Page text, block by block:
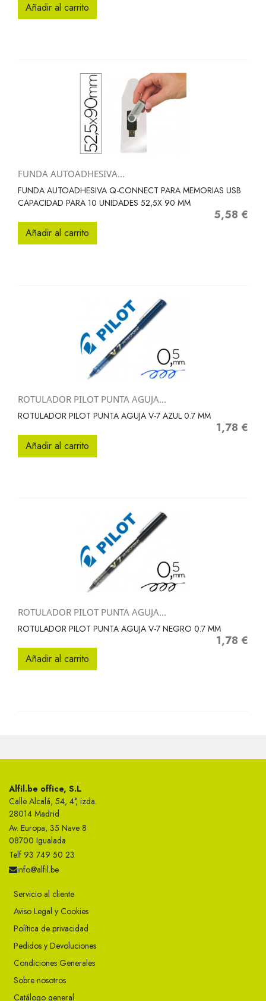
Añadir al carrito
FUNDA AUTOADHESIVA...
FUNDA AUTOADHESIVA Q-CONNECT PARA MEMORIAS USB
CAPACIDAD PARA 10 UNIDADES 52,5X 90 MM
Precio
5,58 €
Añadir al carrito
ROTULADOR PILOT PUNTA AGUJA...
ROTULADOR PILOT PUNTA AGUJA V-7 AZUL 0.7 MM
Precio
1,78 €
Añadir al carrito
ROTULADOR PILOT PUNTA AGUJA...
ROTULADOR PILOT PUNTA AGUJA V-7 NEGRO 0.7 MM
Precio
1,78 €
Añadir al carrito
Alfil.be office, S.L
Calle Alcalá, 54, 4°, izda.
28014 Madrid
Av. Europa, 35 Nave 8
08700 Igualada
Telf 93 749 50 23
info@alfil.be
Servicio al cliente
Aviso Legal y Cookies
Política de privacidad
Pedidos y Devoluciones
Condiciones Generales
Sobre nosotros
Catálogo general